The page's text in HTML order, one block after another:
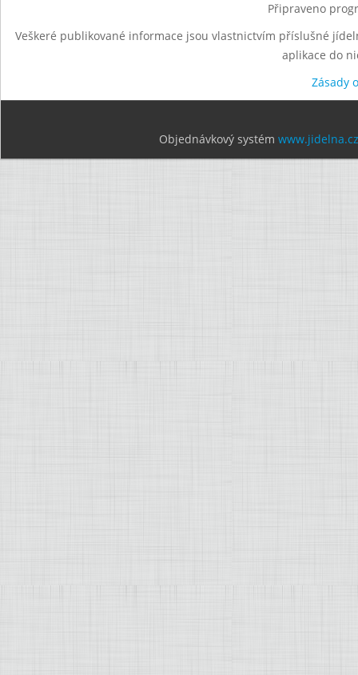
Připraveno
Veškeré publikované informace jsou vlastnictvím příslušné
aplikace do
Zásady
Objednávkový systém www.jidelna.cz